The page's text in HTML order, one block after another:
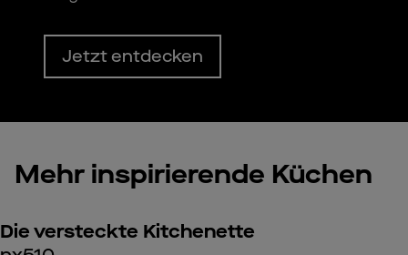
Jetzt entdecken
Mehr inspirierende Küchen
Die versteckte Kitchenette